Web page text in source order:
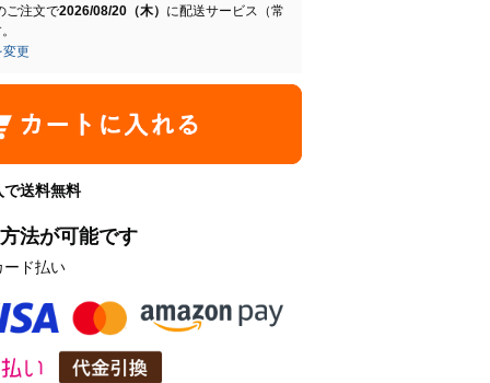
ご注文で2026/08/20（木） に配送サービス（常
変更
送料無料
法が可能です
ード払い